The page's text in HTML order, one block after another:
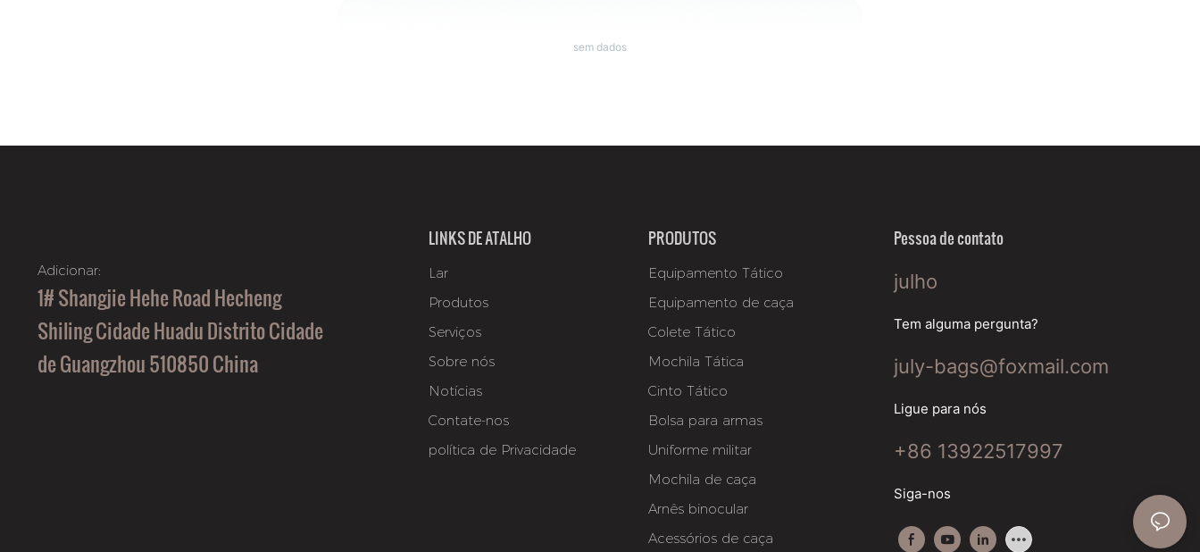
sem dados
Adicionar:
1# Shangjie Hehe Road Hecheng
Shiling Cidade Huadu Distrito Cidade
de Guangzhou 510850 China
LINKS DE ATALHO
Lar
Produtos
Serviços
Sobre nós
Notícias
Contate-nos
política de Privacidade
PRODUTOS
Equipamento Tático
Equipamento de caça
Colete Tático
Mochila Tática
Cinto Tático
Bolsa para armas
Uniforme militar
Mochila de caça
Arnês binocular
Acessórios de caça
Pessoa de contato
julho
Tem alguma pergunta?
july-bags@foxmail.com
Ligue para nós
+86 13922517997
Siga-nos